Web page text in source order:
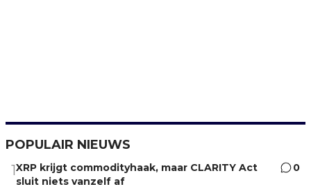
POPULAIR NIEUWS
1XRP krijgt commodityhaak, maar CLARITY Act
sluit niets vanzelf af
0